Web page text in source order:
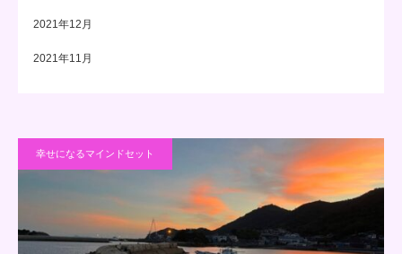
2021年12月
2021年11月
幸せになるマインドセット